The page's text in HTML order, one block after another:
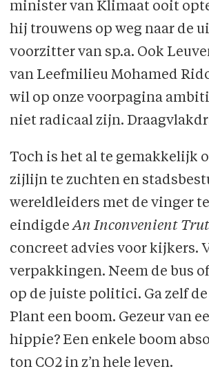
minister van Klimaat ooit
hij trouwens op weg naar de
voorzitter van sp.a. Ook
van Leefmilieu Mohamed
wil op onze voorpagina
niet radicaal zijn.
Toch is het al te gemakkelijk
zijlijn te zuchten en
wereldleiders met de vinger
eindigdeAn Inconvenient
concreet advies voor kijkers.
verpakkingen. Neem de bus
op de juiste politici. Ga zelf
Plant een boom. Gezeur van
hippie? Een enkele boom
ton CO2 in z’n hele leven.